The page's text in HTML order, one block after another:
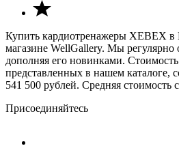
Купить кардиотренажеры XEBEX в
магазине WellGallery. Мы регулярно
дополняя его новинками.
представленных в нашем каталоге,
541 500 рублей. Средняя стоимость
Присоединяйтесь